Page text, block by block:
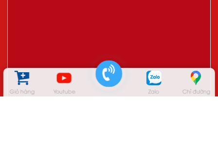
Giỏ hàng Youtube Zalo Chỉ đường